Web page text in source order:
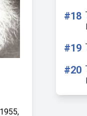
#18
#19
#20